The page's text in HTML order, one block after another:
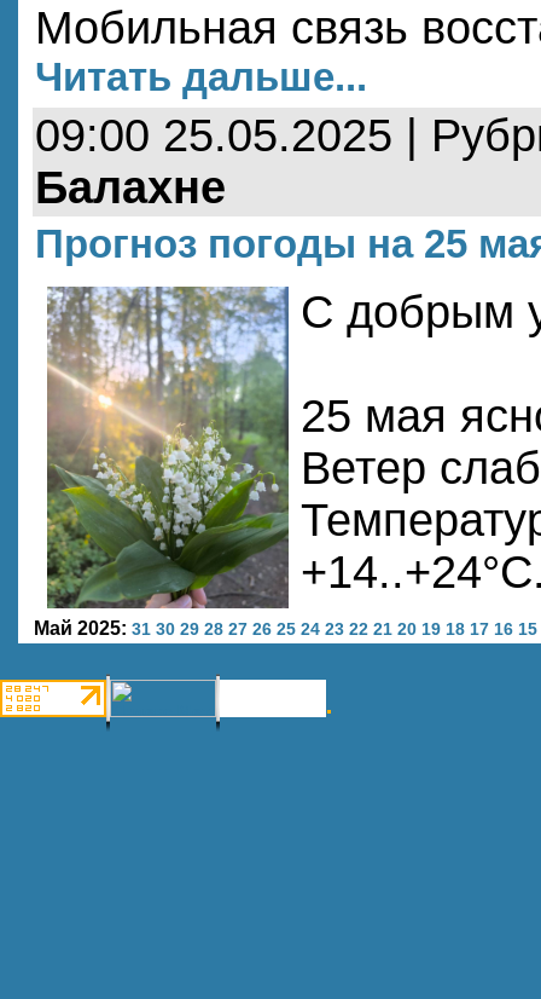
Мобильная связь
Читать дальше...
09:00 25.05.2025 |
Балахне
Прогноз погоды на 25
С добрым
25 мая
Ветер
Май 2025: 31 30 29 28 27 26 25 24 23 22 21 20 19 18 17 16 15